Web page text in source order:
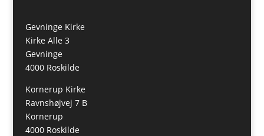
Gevninge Kirke
Kirke Alle 3
Gevninge
4000 Roskilde
Kornerup Kirke
Ravnshøjvej 7 B
Kornerup
4000 Roskilde